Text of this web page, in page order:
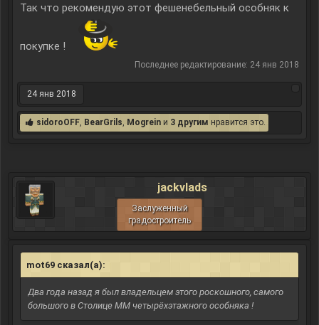
Так что рекомендую этот фешенебельный особняк к
покупке !
Последнее редактирование: 24 янв 2018
24 янв 2018
sidoroOFF, BearGrils, Mogrein и 3 другим нравится это.
jackvlads
Заслуженный
градостроитель
mot69 сказал(а):
Два года назад я был владельцем этого роскошного, самого
большого в Столице ММ четырёхэтажного особняка !